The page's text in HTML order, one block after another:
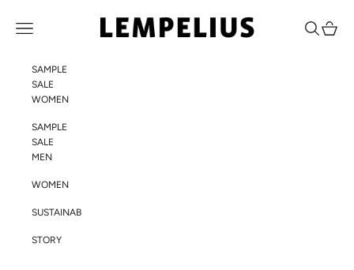
LEMPELIUS
Navigation menu Search
Cart
SAMPLE
SALE
WOMEN
SAMPLE
SALE
MEN
WOMEN
SUSTAINABILITY
STORY